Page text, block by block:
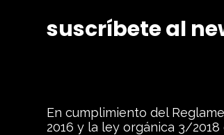
suscríbete al
En cumplimiento del
2016 y la ley orgánica 3/